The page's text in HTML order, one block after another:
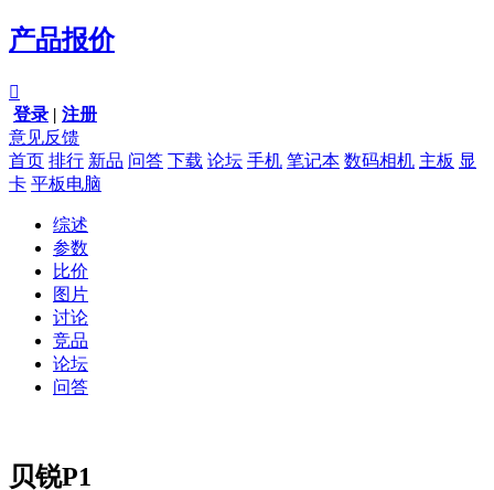
产品报价

登录 | 注册
意见反馈
首页 排行 新品 问答 下载 论坛 手机 笔记本 数码相机 主板 显
卡 平板电脑
综述
参数
比价
图片
讨论
竞品
论坛
问答
贝锐P1